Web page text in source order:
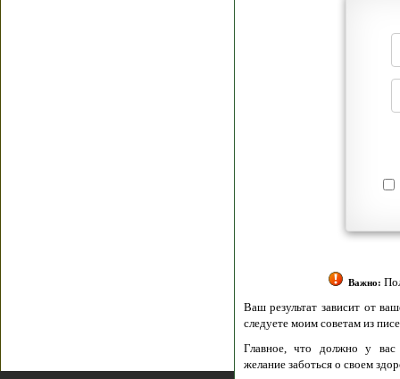
Я
Получение
Ваш результат зависит от вашей
следуете моим советам из писем и книг.
Главное, что должно у вас быть -
желание заботься о своем здоровье.